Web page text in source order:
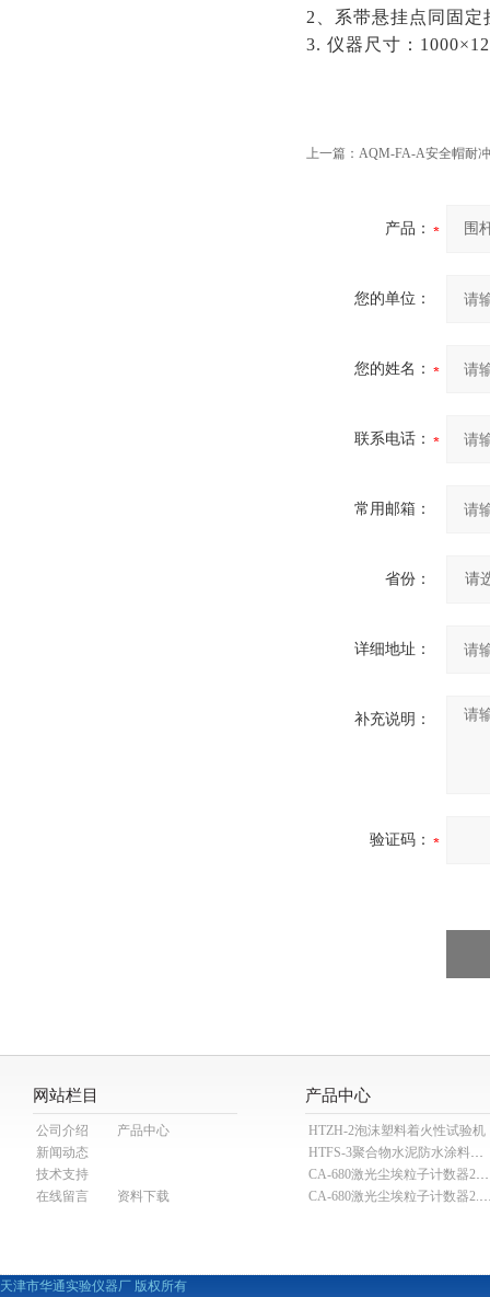
2、系带悬挂点同固定
3. 仪器尺寸：
上一篇： AQM-FA-A安全帽耐
产品：
您的单位：
您的姓名：
联系电话：
常用邮箱：
省份：
详细地址：
补充说明：
验证码：
网站栏目
公司介绍
产品中心
新闻动态
技术支持
在线留言
资料下载
产品中心
HTZH-2泡沫塑料着火性试验机
HTFS-3聚合物水泥防水涂料分散机
CA-680激光尘埃粒子计数器28.3L
CA-680激光尘埃粒子
天津市华通实验仪器厂 版权所有